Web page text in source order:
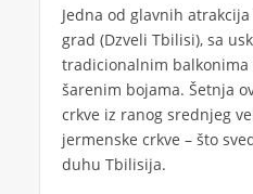
Jedna od glavnih
grad (Dzveli Tbilisi), sa
tradicionalnim
šarenim bojama. Šetnja
crkve iz ranog srednjeg
jermenske crkve – što
duhu Tbilisija.